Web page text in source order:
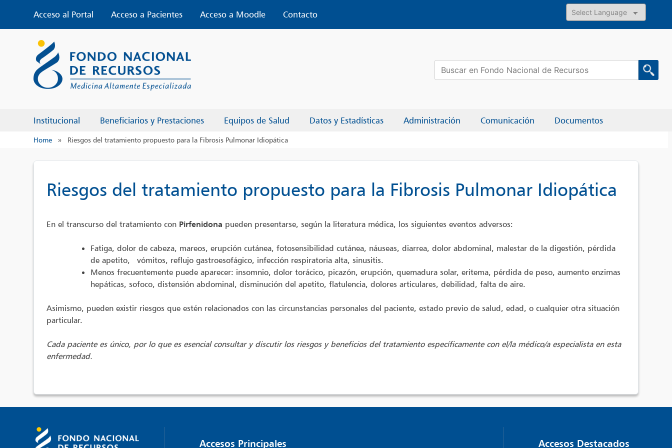
content
Acceso al Portal Acceso a Pacientes Acceso a Moodle
Contacto
Powered by
Institucional Beneficiarios y Prestaciones Equipos de Salud Datos y Estadísticas Administración Comunicación Documentos
Buscar:
Home » Riesgos del tratamiento propuesto para la Fibrosis Pulmonar Idiopática
Riesgos del tratamiento propuesto para la Fibrosis Pulmonar Idiopática
En el transcurso del tratamiento con Pirfenidona pueden presentarse, según la literatura médica, los siguientes eventos adversos:
Fatiga, dolor de cabeza, mareos, erupción cutánea, fotosensibilidad cutánea, náuseas, diarrea, dolor abdominal, malestar de la digestión, pérdida
de apetito, vómitos, reflujo gastroesofágico, infección respiratoria alta, sinusitis.
Menos frecuentemente puede aparecer: insomnio, dolor torácico, picazón, erupción, quemadura solar, eritema, pérdida de peso, aumento enzimas
hepáticas, sofoco, distensión abdominal, disminución del apetito, flatulencia, dolores articulares, debilidad, falta de aire.
Asimismo, pueden existir riesgos que estén relacionados con las circunstancias personales del paciente, estado previo de salud, edad, o cualquier otra situación
particular.
Cada paciente es único, por lo que es esencial consultar y discutir los riesgos y beneficios del tratamiento específicamente con el/la médico/a especialista en esta
enfermedad.
Accesos Principales Accesos Destacados